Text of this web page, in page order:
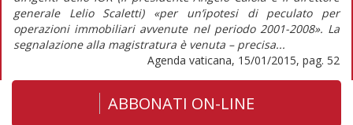
generale Lelio Scaletti) «per un’ipotesi di peculato per
operazioni immobiliari avvenute nel periodo 2001-2008». La
segnalazione alla magistratura è venuta – precisa...
Agenda vaticana, 15/01/2015, pag. 52
ABBONATI ON-LINE